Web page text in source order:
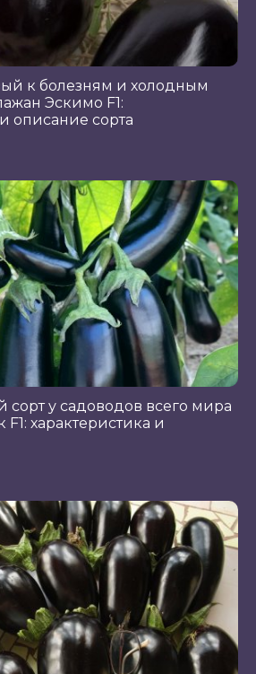
к болезням и холодным
Эскимо F1:
описание сорта
у садоводов всего мира
характеристика и